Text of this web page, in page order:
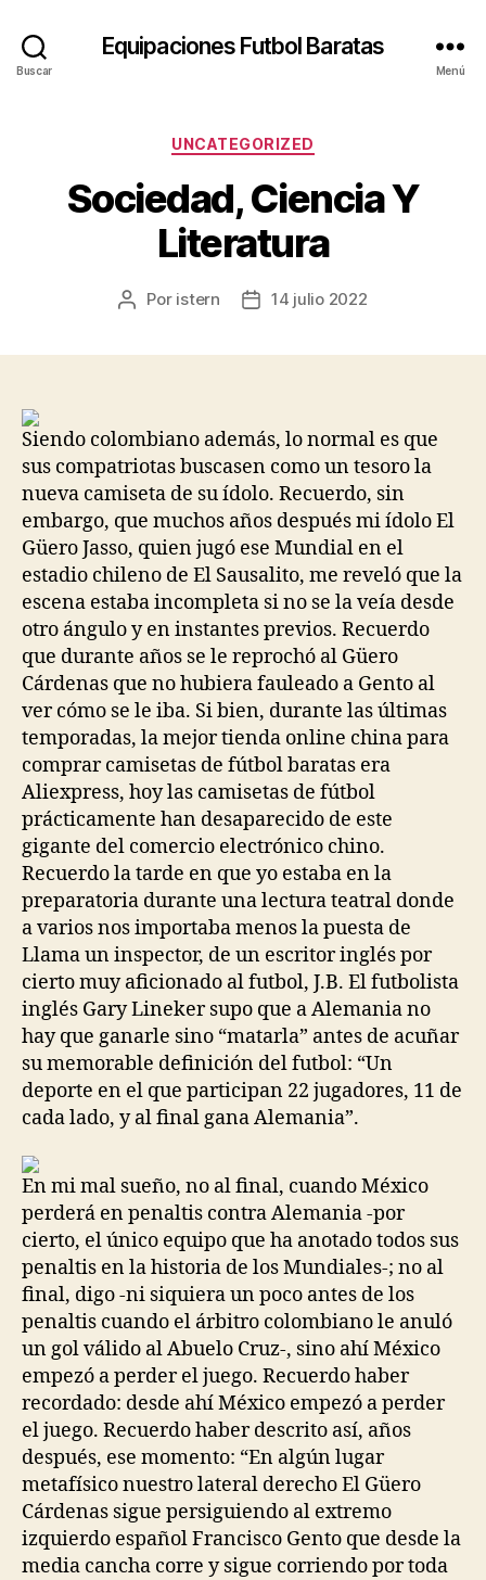
Buscar
Equipaciones Futbol Baratas
Menú
Categorías
UNCATEGORIZED
Sociedad, Ciencia Y
Literatura
Autor
Por istern
Fecha14 julio 2022
Siendo colombiano además, lo normal es que
sus compatriotas buscasen como un tesoro la
nueva camiseta de su ídolo. Recuerdo, sin
embargo, que muchos años después mi ídolo El
Güero Jasso, quien jugó ese Mundial en el
estadio chileno de El Sausalito, me reveló que la
escena estaba incompleta si no se la veía desde
otro ángulo y en instantes previos. Recuerdo
que durante años se le reprochó al Güero
Cárdenas que no hubiera fauleado a Gento al
ver cómo se le iba. Si bien, durante las últimas
temporadas, la mejor tienda online china para
comprar camisetas de fútbol baratas era
Aliexpress, hoy las camisetas de fútbol
prácticamente han desaparecido de este
gigante del comercio electrónico chino.
Recuerdo la tarde en que yo estaba en la
preparatoria durante una lectura teatral donde
a varios nos importaba menos la puesta de
Llama un inspector, de un escritor inglés por
cierto muy aficionado al futbol, J.B. El futbolista
inglés Gary Lineker supo que a Alemania no
hay que ganarle sino “matarla” antes de acuñar
su memorable definición del futbol: “Un
deporte en el que participan 22 jugadores, 11 de
cada lado, y al final gana Alemania”.
En mi mal sueño, no al final, cuando México
perderá en penaltis contra Alemania -por
cierto, el único equipo que ha anotado todos sus
penaltis en la historia de los Mundiales-; no al
final, digo -ni siquiera un poco antes de los
penaltis cuando el árbitro colombiano le anuló
un gol válido al Abuelo Cruz-, sino ahí México
empezó a perder el juego. Recuerdo haber
recordado: desde ahí México empezó a perder
el juego. Recuerdo haber descrito así, años
después, ese momento: “En algún lugar
metafísico nuestro lateral derecho El Güero
Cárdenas sigue persiguiendo al extremo
izquierdo español Francisco Gento que desde la
media cancha corre y sigue corriendo por toda